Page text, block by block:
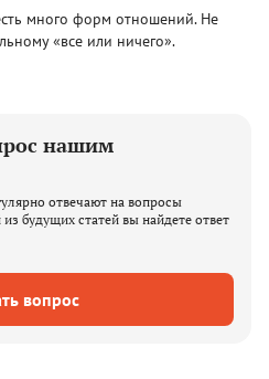
много форм отношений. Не
«все или ничего».
нашим
отвечают на вопросы
будущих статей вы найдете ответ
вопрос